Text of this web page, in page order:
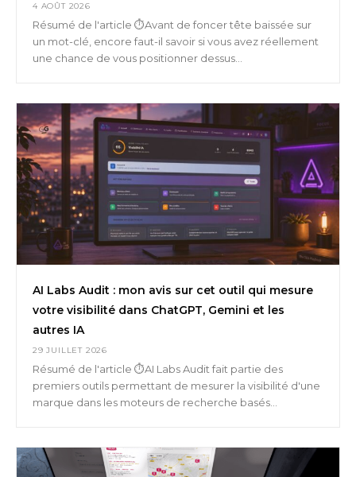
4 AOÛT 2026
Résumé de l'article ⏱️Avant de foncer tête baissée sur
un mot-clé, encore faut-il savoir si vous avez réellement
une chance de vous positionner dessus...
AI Labs Audit : mon avis sur cet outil qui mesure
votre visibilité dans ChatGPT, Gemini et les
autres IA
29 JUILLET 2026
Résumé de l'article ⏱️AI Labs Audit fait partie des
premiers outils permettant de mesurer la visibilité d'une
marque dans les moteurs de recherche basés...